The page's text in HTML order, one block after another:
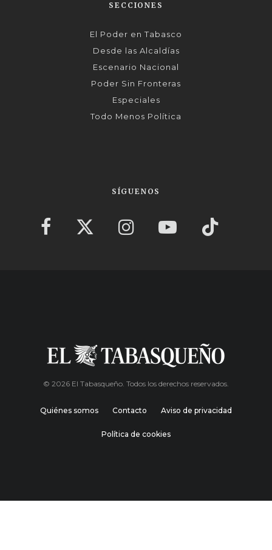
SECCIONES
El Poder en Tabasco
Desde las Alcaldías
Escenario Nacional
Poder Sin Fronteras
Especiales
Todo Menos Política
SÍGUENOS
© 2026 El Tabasqueño. Todos los derechos reservados.
Quiénes somos Contacto Aviso de privacidad
Política de cookies